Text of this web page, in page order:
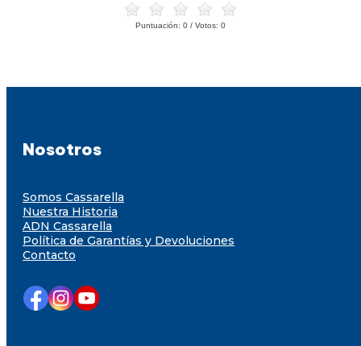
Puntuación: 0 / Votos: 0
Nosotros
Somos Cassarella
Nuestra Historia
ADN Cassarella
Política de Garantías y Devoluciones
Contacto